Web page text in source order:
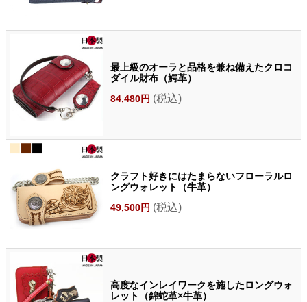
最上級のオーラと品格を兼ね備えたクロコ
ダイル財布（鰐革）
84,480円 (税込)
クラフト好きにはたまらないフローラルロ
ングウォレット（牛革）
49,500円 (税込)
高度なインレイワークを施したロングウォ
レット（錦蛇革×牛革）